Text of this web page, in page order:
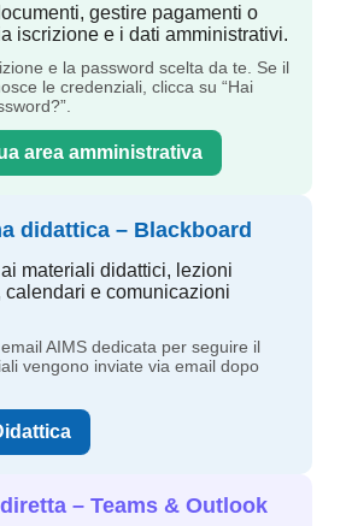
gestire pagamenti o
iscrizione e i dati amministrativi.
e la password scelta da te. Se il
le credenziali, clicca su “Hai
area amministrativa
didattica – Blackboard
materiali didattici, lezioni
calendari e comunicazioni
AIMS dedicata per seguire il
vengono inviate via email dopo
– Teams & Outlook